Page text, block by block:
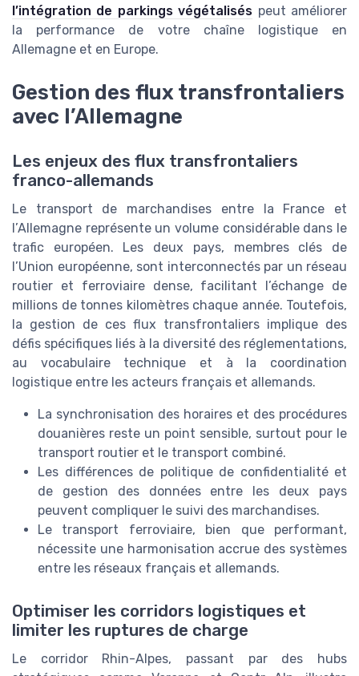
l’intégration de parkings végétalisés peut améliorer
la performance de votre chaîne logistique en
Allemagne et en Europe.
Gestion des flux transfrontaliers
avec l’Allemagne
Les enjeux des flux transfrontaliers
franco-allemands
Le transport de marchandises entre la France et
l’Allemagne représente un volume considérable dans le
trafic européen. Les deux pays, membres clés de
l’Union européenne, sont interconnectés par un réseau
routier et ferroviaire dense, facilitant l’échange de
millions de tonnes kilomètres chaque année. Toutefois,
la gestion de ces flux transfrontaliers implique des
défis spécifiques liés à la diversité des réglementations,
au vocabulaire technique et à la coordination
logistique entre les acteurs français et allemands.
La synchronisation des horaires et des procédures
douanières reste un point sensible, surtout pour le
transport routier et le transport combiné.
Les différences de politique de confidentialité et
de gestion des données entre les deux pays
peuvent compliquer le suivi des marchandises.
Le transport ferroviaire, bien que performant,
nécessite une harmonisation accrue des systèmes
entre les réseaux français et allemands.
Optimiser les corridors logistiques et
limiter les ruptures de charge
Le corridor Rhin-Alpes, passant par des hubs